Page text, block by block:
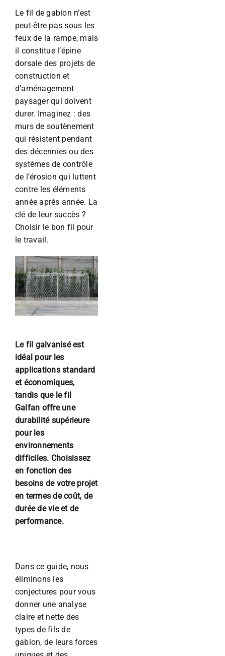
Le fil de gabion n’est
peut-être pas sous les
feux de la rampe, mais
il constitue l’épine
dorsale des projets de
construction et
d’aménagement
paysager qui doivent
durer. Imaginez : des
murs de soutènement
qui résistent pendant
des décennies ou des
systèmes de contrôle
de l’érosion qui luttent
contre les éléments
année après année. La
clé de leur succès ?
Choisir le bon fil pour
le travail.
Le fil galvanisé est
idéal pour les
applications standard
et économiques,
tandis que le fil
Galfan offre une
durabilité supérieure
pour les
environnements
difficiles. Choisissez
en fonction des
besoins de votre projet
en termes de coût, de
durée de vie et de
performance.
Dans ce guide, nous
éliminons les
conjectures pour vous
donner une analyse
claire et nette des
types de fils de
gabion, de leurs forces